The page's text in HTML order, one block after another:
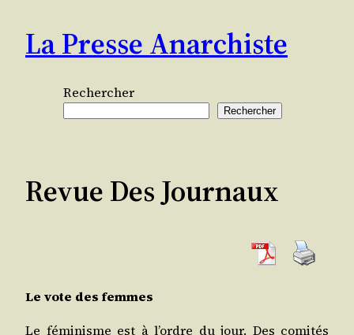
contenu
La Presse Anarchiste
Rechercher
Rechercher
Revue Des Journaux
Le vote des femmes
Le fémi­nisme est à l’ordre du jour. Des comi­tés